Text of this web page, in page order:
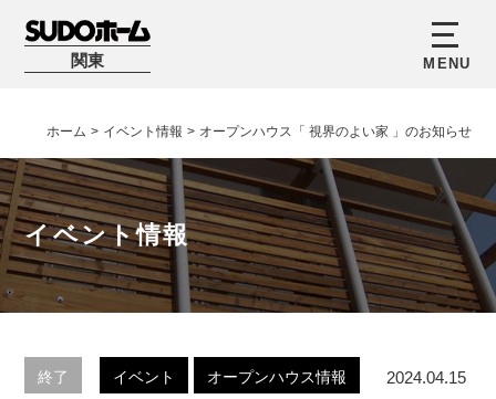
関東
ホーム > イベント情報 > オープンハウス「 視界のよい家 」のお知らせ
イベント情報
終了 イベント オープンハウス情報 2024.04.15